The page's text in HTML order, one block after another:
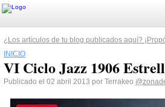
¿Los artículos de tu blog publicados aquí?
INICIO
VI Ciclo Jazz 1906
Publicado el 02 abril 2013 por Terrakeo